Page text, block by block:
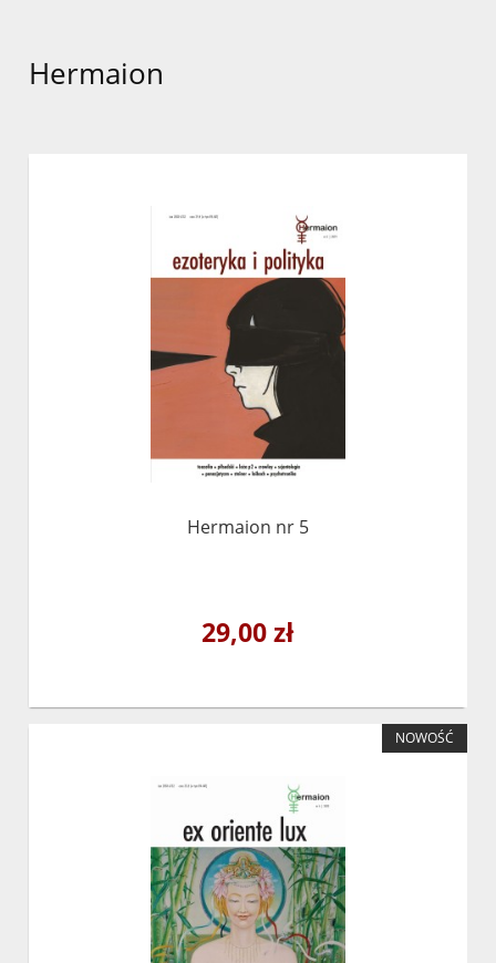
Hermaion
Hermaion nr 5
29,00 zł
NOWOŚĆ